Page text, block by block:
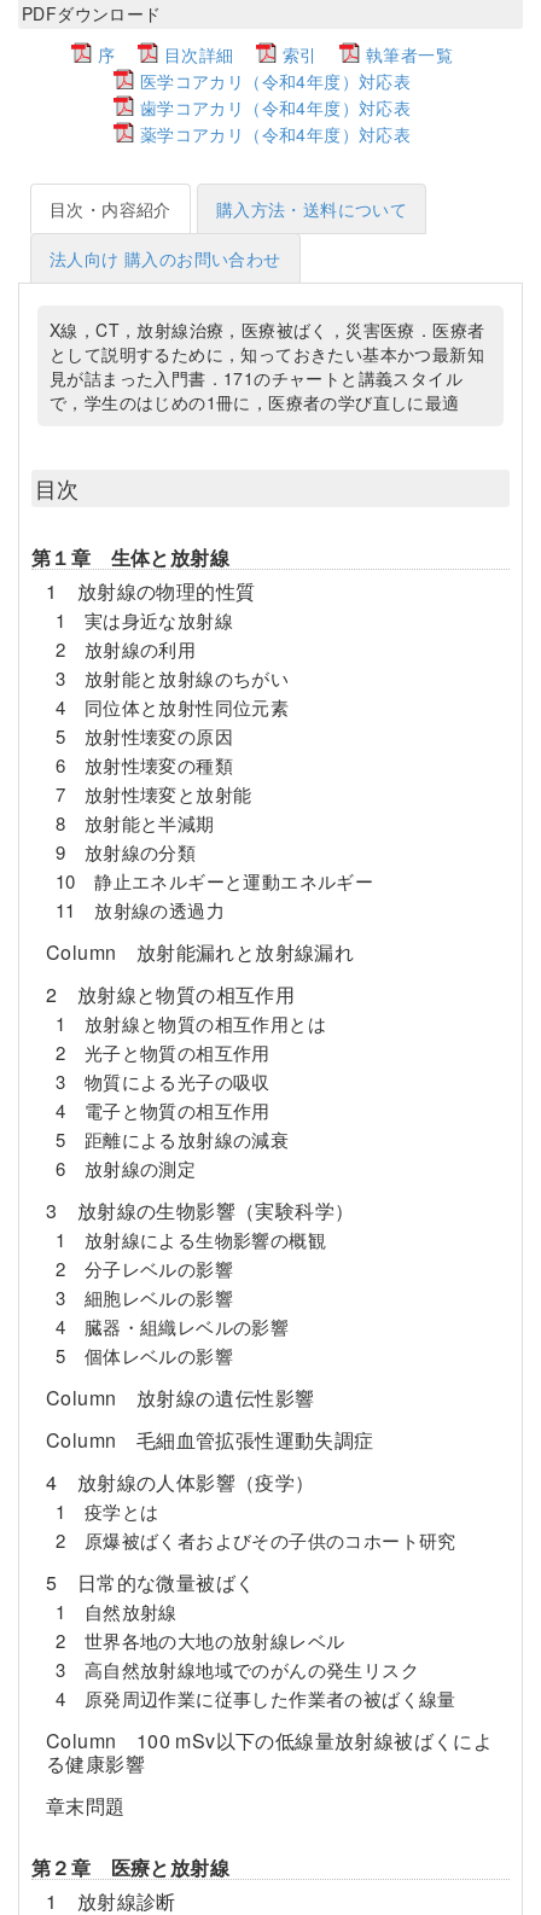
PDFダウンロード
序
目次詳細 索引
執筆者一覧
医学コアカリ（令和4年度）対応表
歯学コアカリ（令和4年度）対応表
薬学コアカリ（令和4年度）対応表
目次・内容紹介 購入方法・送料について
法人向け 購入のお問い合わせ
X線，CT，放射線治療，医療被ばく，災害医療．医療者
として説明するために，知っておきたい基本かつ最新知
見が詰まった入門書．171のチャートと講義スタイル
で，学生のはじめの1冊に，医療者の学び直しに最適
目次
第１章 生体と放射線
1 放射線の物理的性質
1 実は身近な放射線
2 放射線の利用
3 放射能と放射線のちがい
4 同位体と放射性同位元素
5 放射性壊変の原因
6 放射性壊変の種類
7 放射性壊変と放射能
8 放射能と半減期
9 放射線の分類
10 静止エネルギーと運動エネルギー
11 放射線の透過力
Column 放射能漏れと放射線漏れ
2 放射線と物質の相互作用
1 放射線と物質の相互作用とは
2 光子と物質の相互作用
3 物質による光子の吸収
4 電子と物質の相互作用
5 距離による放射線の減衰
6 放射線の測定
3 放射線の生物影響（実験科学）
1 放射線による生物影響の概観
2 分子レベルの影響
3 細胞レベルの影響
4 臓器・組織レベルの影響
5 個体レベルの影響
Column 放射線の遺伝性影響
Column 毛細血管拡張性運動失調症
4 放射線の人体影響（疫学）
1 疫学とは
2 原爆被ばく者およびその子供のコホート研究
5 日常的な微量被ばく
1 自然放射線
2 世界各地の大地の放射線レベル
3 高自然放射線地域でのがんの発生リスク
4 原発周辺作業に従事した作業者の被ばく線量
Column 100 mSv以下の低線量放射線被ばくによ
る健康影響
章末問題
第２章 医療と放射線
1 放射線診断